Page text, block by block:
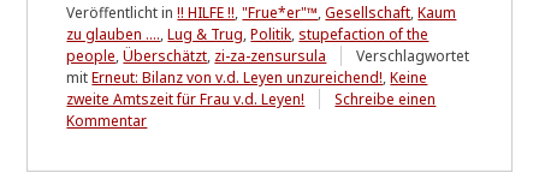
Veröffentlicht in!! HILFE !!,"Frue*er"™,Gesellschaft,Kaum
zu glauben ....,Lug & Trug,Politik, stupefaction of the
people,Überschätzt, zi-za-zensursula
Verschlagwortet
mitErneut: Bilanz von v.d. Leyen unzureichend!,Keine
zweite Amtszeit für Frau v.d. Leyen!
Schreibe einen
Kommentarzu